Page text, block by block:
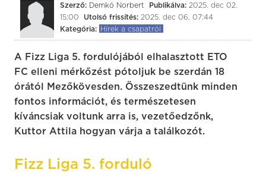
Szerző: Demkó Norbert Publikálva: 2025. dec 02.
15:00
Utolsó frissítés: 2025. dec 06. 07:44
Kategória:
Hírek a csapatról
A Fizz Liga 5. fordulójából elhalasztott ETO
FC elleni mérkőzést pótoljuk be szerdán 18
órától Mezőkövesden. Összeszedtünk minden
fontos információt, és természetesen
kíváncsiak voltunk arra is, vezetőedzőnk,
Kuttor Attila hogyan várja a találkozót.
Fizz Liga 5. forduló